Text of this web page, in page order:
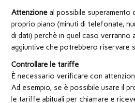
Attenzioneal possibile superamento
proprio piano (minuti di telefonate,
di dati) perchè in quel caso verranno
aggiuntive che potrebbero riservare
Controllare le tariffe
È necessario verificare con
Ad esempio, se è possibile usare il
le tariffe abituali per chiamare e